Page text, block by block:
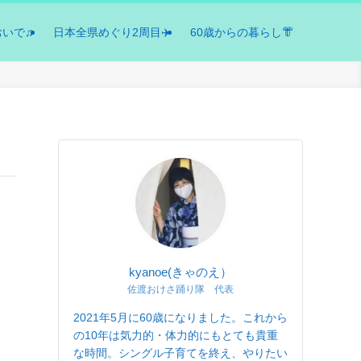
いで♫ 日本全県めぐり2周目✈️ 60歳からの暮らし👘
kyanoe(きゃのえ）
佐渡おけさ踊り隊 代表
2021年5月に60歳になりました。これから
の10年は気力的・体力的にもとても貴重
な時間。シングル子育てを終え、やりたい